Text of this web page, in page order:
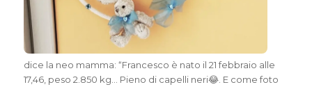
dice la neo mamma: “Francesco è nato il 21 febbraio alle
17,46, peso 2.850 kg… Pieno di capelli neri😂. E come foto